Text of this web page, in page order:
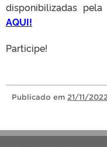
disponibilizadas pela
AQUI!
Participe!
Publicado em 21/11/